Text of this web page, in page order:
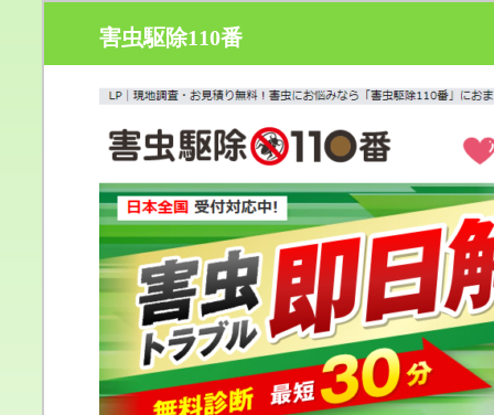
害虫駆除110番